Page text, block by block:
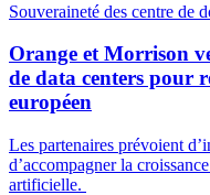
Souveraineté des centre de
Orange et Morrison
de data centers pour
européen
Les partenaires prévoient
d’accompagner la
artificielle.